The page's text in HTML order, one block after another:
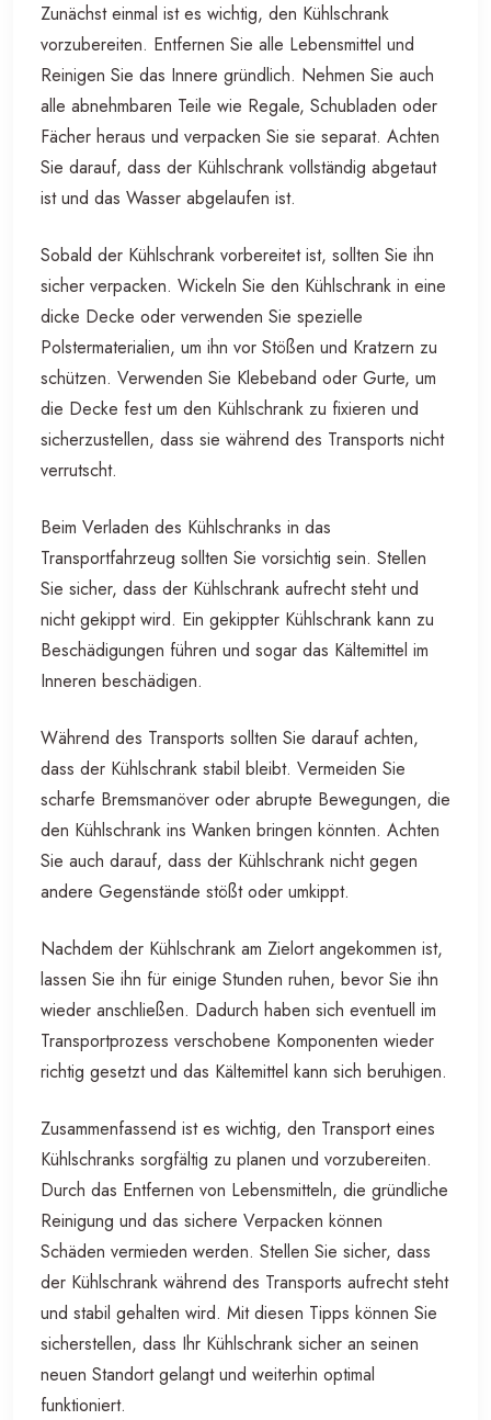
Zunächst einmal ist es wichtig, den Kühlschrank
vorzubereiten. Entfernen Sie alle Lebensmittel und
Reinigen Sie das Innere gründlich. Nehmen Sie auch
alle abnehmbaren Teile wie Regale, Schubladen oder
Fächer heraus und verpacken Sie sie separat. Achten
Sie darauf, dass der Kühlschrank vollständig abgetaut
ist und das Wasser abgelaufen ist.
Sobald der Kühlschrank vorbereitet ist, sollten Sie ihn
sicher verpacken. Wickeln Sie den Kühlschrank in eine
dicke Decke oder verwenden Sie spezielle
Polstermaterialien, um ihn vor Stößen und Kratzern zu
schützen. Verwenden Sie Klebeband oder Gurte, um
die Decke fest um den Kühlschrank zu fixieren und
sicherzustellen, dass sie während des Transports nicht
verrutscht.
Beim Verladen des Kühlschranks in das
Transportfahrzeug sollten Sie vorsichtig sein. Stellen
Sie sicher, dass der Kühlschrank aufrecht steht und
nicht gekippt wird. Ein gekippter Kühlschrank kann zu
Beschädigungen führen und sogar das Kältemittel im
Inneren beschädigen.
Während des Transports sollten Sie darauf achten,
dass der Kühlschrank stabil bleibt. Vermeiden Sie
scharfe Bremsmanöver oder abrupte Bewegungen, die
den Kühlschrank ins Wanken bringen könnten. Achten
Sie auch darauf, dass der Kühlschrank nicht gegen
andere Gegenstände stößt oder umkippt.
Nachdem der Kühlschrank am Zielort angekommen ist,
lassen Sie ihn für einige Stunden ruhen, bevor Sie ihn
wieder anschließen. Dadurch haben sich eventuell im
Transportprozess verschobene Komponenten wieder
richtig gesetzt und das Kältemittel kann sich beruhigen.
Zusammenfassend ist es wichtig, den Transport eines
Kühlschranks sorgfältig zu planen und vorzubereiten.
Durch das Entfernen von Lebensmitteln, die gründliche
Reinigung und das sichere Verpacken können
Schäden vermieden werden. Stellen Sie sicher, dass
der Kühlschrank während des Transports aufrecht steht
und stabil gehalten wird. Mit diesen Tipps können Sie
sicherstellen, dass Ihr Kühlschrank sicher an seinen
neuen Standort gelangt und weiterhin optimal
funktioniert.